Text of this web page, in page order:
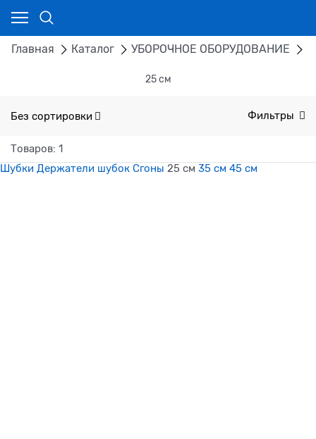
Главная Каталог УБОРОЧНОЕ ОБОРУДОВАНИЕ
25 см
Без сортировки Фильтры
Товаров: 1
Шубки Держатели шубок Сгоны 25 см 35 см 45 см